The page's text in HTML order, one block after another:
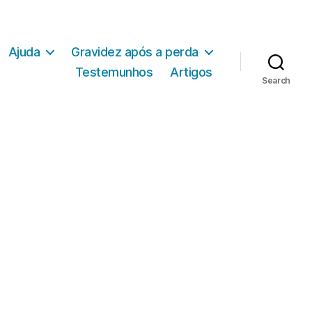
Ajuda
Gravidez após a perda
Testemunhos
Artigos
Search